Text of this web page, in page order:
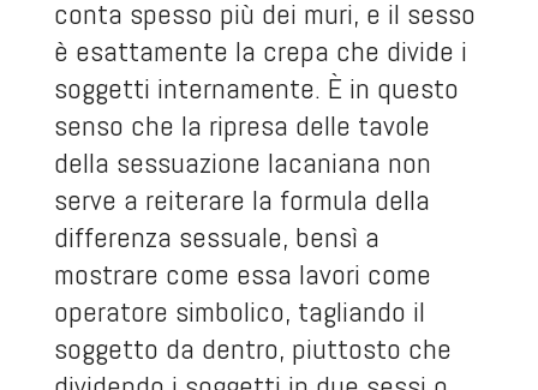
conta spesso più dei muri, e il sesso
è esattamente la crepa che divide i
soggetti internamente. È in questo
senso che la ripresa delle tavole
della sessuazione lacaniana non
serve a reiterare la formula della
differenza sessuale, bensì a
mostrare come essa lavori come
operatore simbolico, tagliando il
soggetto da dentro, piuttosto che